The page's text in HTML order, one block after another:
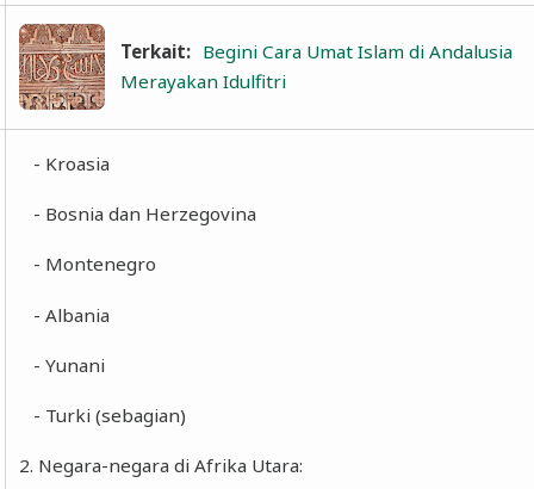
Terkait: Begini Cara Umat Islam di Andalusia
Merayakan Idulfitri
- Kroasia
- Bosnia dan Herzegovina
- Montenegro
- Albania
- Yunani
- Turki (sebagian)
2. Negara-negara di Afrika Utara: